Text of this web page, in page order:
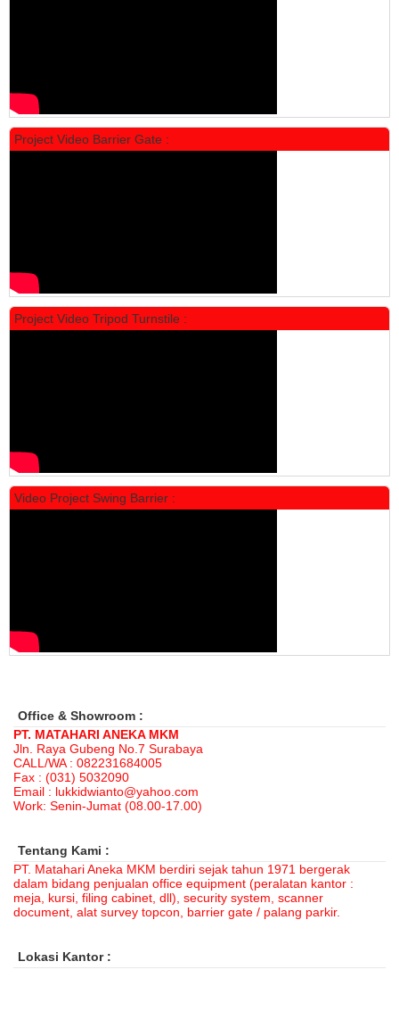
Project Video Barrier Gate :
Project Video Tripod Turnstile :
Video Project Swing Barrier :
Office & Showroom :
PT. MATAHARI ANEKA MKM
Jln. Raya Gubeng No.7 Surabaya
CALL/WA : 082231684005
Fax : (031) 5032090
Email : lukkidwianto@yahoo.com
Work: Senin-Jumat (08.00-17.00)
Tentang Kami :
PT. Matahari Aneka MKM berdiri sejak tahun 1971 bergerak
dalam bidang penjualan office equipment (peralatan kantor :
meja, kursi, filing cabinet, dll), security system, scanner
document, alat survey topcon, barrier gate / palang parkir.
Lokasi Kantor :